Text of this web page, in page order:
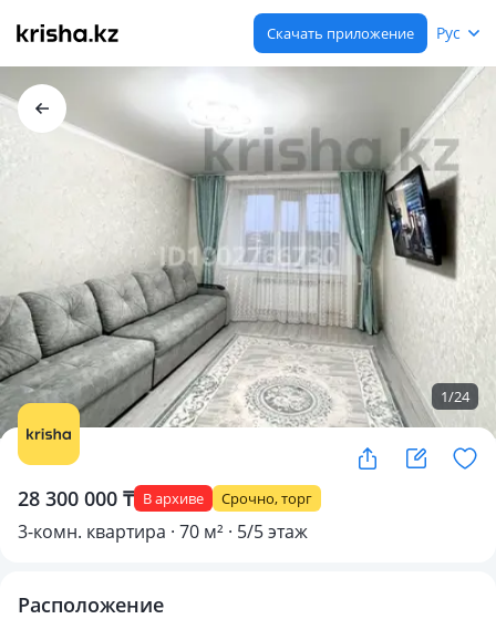
Скачать приложение Рус
1/24
28 300 000 ₸ В архиве Срочно, торг
3-комн. квартира · 70 м² · 5/5 этаж
Расположение